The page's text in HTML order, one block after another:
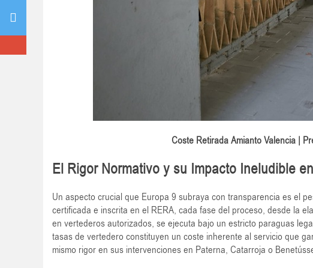
Coste Retirada Amianto Valencia |
El Rigor Normativo y su Impacto Ineludible
Un aspecto crucial que Europa 9 subraya con transparencia es el
certificada e inscrita en el RERA, cada fase del proceso, desde la
en vertederos autorizados, se ejecuta bajo un estricto paraguas
tasas de vertedero constituyen un coste inherente al servicio que
mismo rigor en sus intervenciones en Paterna, Catarroja o